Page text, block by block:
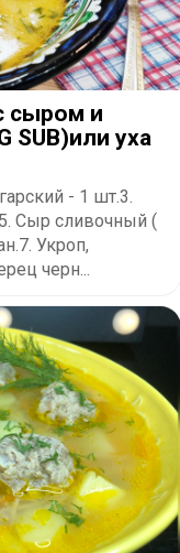
сыром и
SUB)или уха
- 1 шт.3.
Сыр сливочный (
Укроп,
черн...